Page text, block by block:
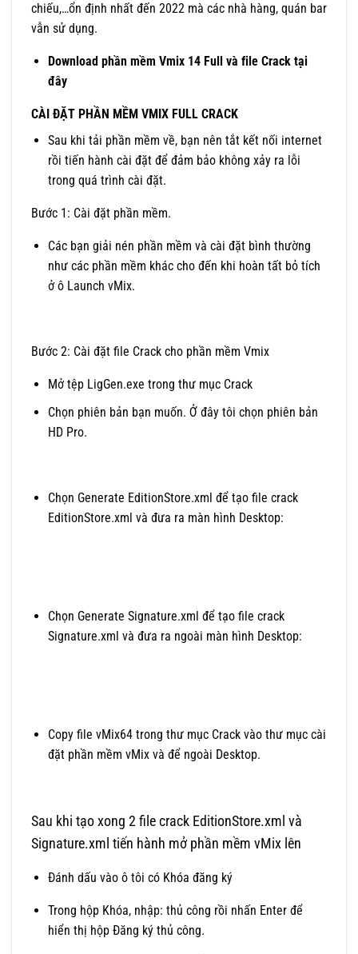
chiếu,…ổn định nhất đến 2022 mà các nhà hàng, quán bar
vẫn sử dụng.
Download phần mềm Vmix 14 Full và file Crack tại
đây
CÀI ĐẶT PHẦN MỀM VMIX FULL CRACK
Sau khi tải phần mềm về, bạn nên tắt kết nối internet
rồi tiến hành cài đặt để đảm bảo không xảy ra lỗi
trong quá trình cài đặt.
Bước 1: Cài đặt phần mềm.
Các bạn giải nén phần mềm và cài đặt bình thường
như các phần mềm khác cho đến khi hoàn tất bỏ tích
ở ô Launch vMix.
Bước 2: Cài đặt file Crack cho phần mềm Vmix
Mở tệp LigGen.exe trong thư mục Crack
Chọn phiên bản bạn muốn. Ở đây tôi chọn phiên bản
HD Pro.
Chọn Generate EditionStore.xml để tạo file crack
EditionStore.xml và đưa ra màn hình Desktop:
Chọn Generate Signature.xml để tạo file crack
Signature.xml và đưa ra ngoài màn hình Desktop:
Copy file vMix64 trong thư mục Crack vào thư mục cài
đặt phần mềm vMix và để ngoài Desktop.
Sau khi tạo xong 2 file crack EditionStore.xml và
Signature.xml tiến hành mở phần mềm vMix lên
Đánh dấu vào ô tôi có Khóa đăng ký
Trong hộp Khóa, nhập: thủ công rồi nhấn Enter để
hiển thị hộp Đăng ký thủ công.